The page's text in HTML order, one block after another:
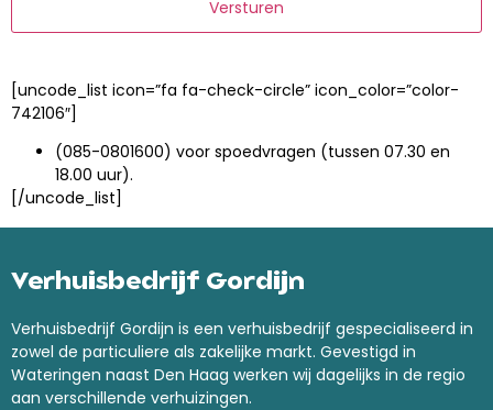
[uncode_list icon=”fa fa-check-circle” icon_color=”color-
742106″]
(085-0801600) voor spoedvragen (tussen 07.30 en
18.00 uur).
[/uncode_list]
Verhuisbedrijf Gordijn
Verhuisbedrijf Gordijn is een verhuisbedrijf gespecialiseerd in
zowel de particuliere als zakelijke markt. Gevestigd in
Wateringen naast Den Haag werken wij dagelijks in de regio
aan verschillende verhuizingen.